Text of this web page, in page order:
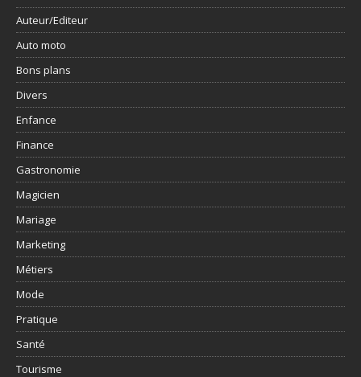
Auteur/Editeur
Auto moto
Bons plans
Divers
Enfance
Finance
Gastronomie
Magicien
Mariage
Marketing
Métiers
Mode
Pratique
Santé
Tourisme